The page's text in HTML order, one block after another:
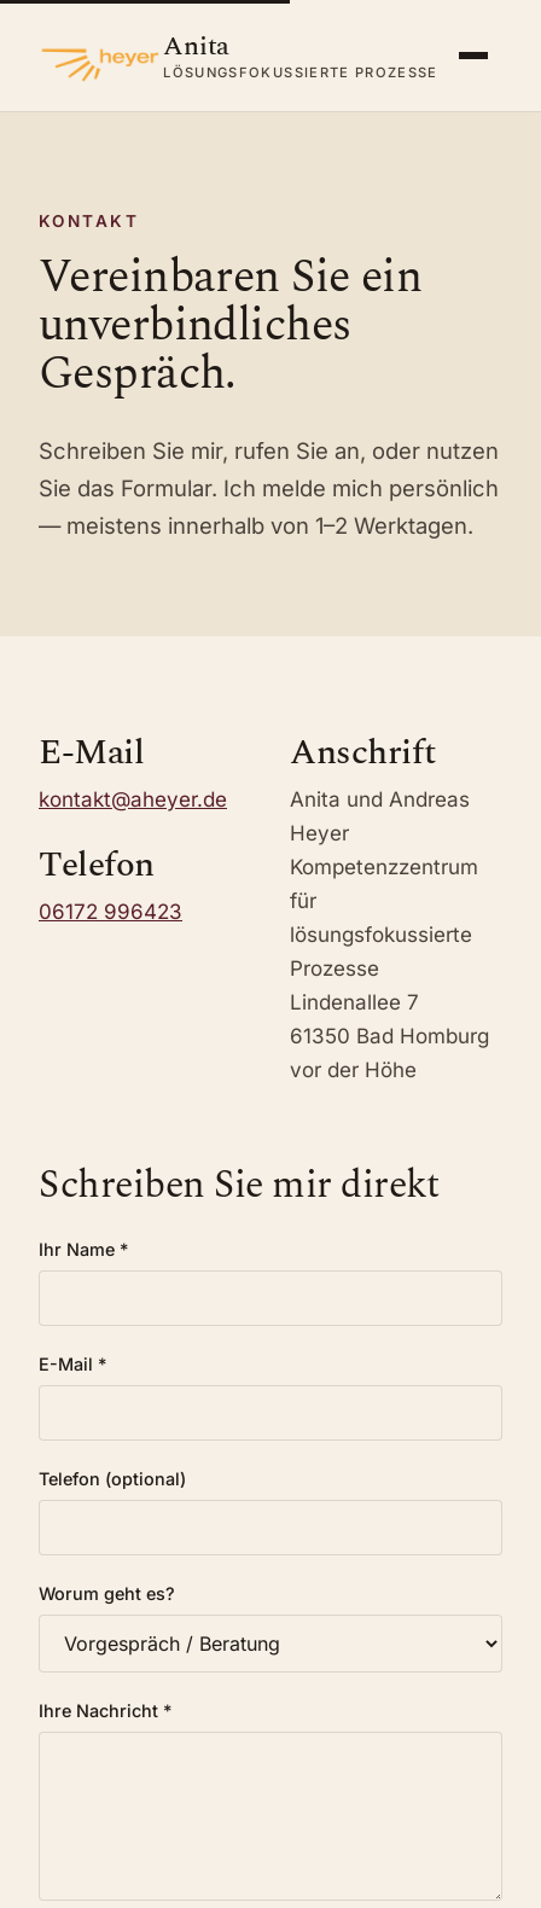
Anita
LÖSUNGSFOKUSSIERTE PROZESSE
KONTAKT
Vereinbaren Sie ein
unverbindliches
Gespräch.
Schreiben Sie mir, rufen Sie an, oder nutzen
Sie das Formular. Ich melde mich persönlich
— meistens innerhalb von 1–2 Werktagen.
E-Mail
kontakt@aheyer.de
Telefon
06172 996423
Anschrift
Anita und Andreas
Heyer
Kompetenzzentrum
für
lösungsfokussierte
Prozesse
Lindenallee 7
61350 Bad Homburg
vor der Höhe
Schreiben Sie mir direkt
Ihr Name *
E-Mail *
Telefon (optional)
Worum geht es?
Ihre Nachricht *